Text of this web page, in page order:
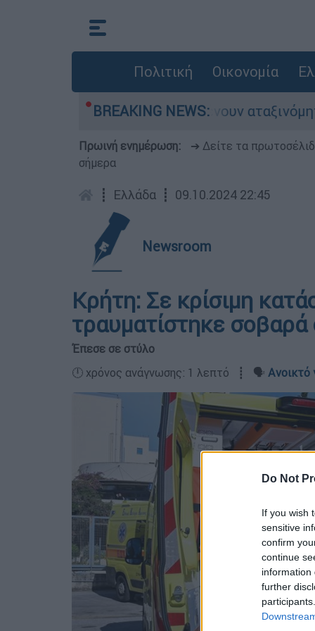
Do Not
If you wish
sensitive
confirm
continue
information
further
Πολιτική Οικονομία
BREAKING NEWS:
αυτοκίνητα παραμένουν αταξινόμητα -
Πρωινή ενημέρωση: ➔ Δείτε τα
σήμερα
┋ Ελλάδα ┋ 09.10.2024 22:45
Newsroom
Κρήτη: Σε κρίσιμη
τραυματίστηκε σοβαρά
Έπεσε σε στύλο
🕛 χρόνος ανάγνωσης: 1 λεπτό ┋ 🗣️ Ανοικτό